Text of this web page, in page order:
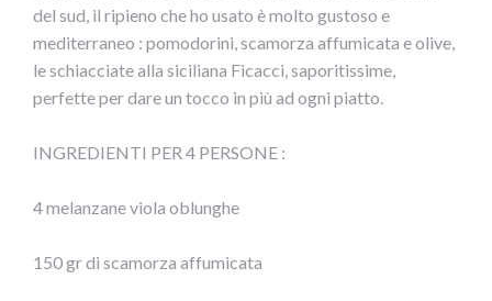
possono anche friggere, io ho fatto una cosa più leggera).
3) Mischiare il pecorino con le olive e il prezzemolo
tritati, l’aglio privato dell’anima verde e schiacciato,non
sopra il composto, fette di mozzarella, arrotolare e
circa 10-15 minuti e servire caldi.
del sud, il ripieno che ho usato è molto gustoso e
mediterraneo : pomodorini, scamorza affumicata e olive,
le schiacciate alla siciliana Ficacci, saporitissime,
perfette per dare un tocco in più ad ogni piatto.
INGREDIENTI PER 4 PERSONE :
4 melanzane viola oblunghe
150 gr di scamorza affumicata